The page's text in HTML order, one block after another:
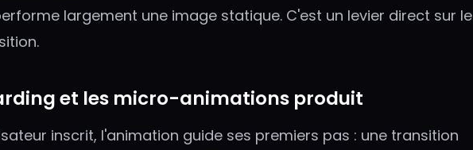
largement une image statique. C'est un levier direct sur le
et les micro-animations produit
inscrit, l'animation guide ses premiers pas : une transition